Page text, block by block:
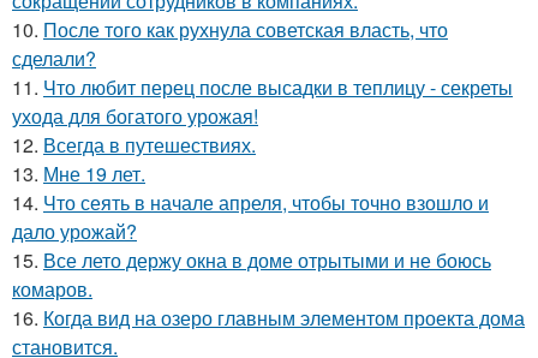
10. После того как рухнула советская власть, что
сделали?
11. Что любит перец после высадки в теплицу - секреты
ухода для богатого урожая!
12. Всегда в путешествиях.
13. Мне 19 лет.
14. Что сеять в начале апреля, чтобы точно взошло и
дало урожай?
15. Все лето держу окна в доме отрытыми и не боюсь
комаров.
16. Когда вид на озеро главным элементом проекта дома
становится.